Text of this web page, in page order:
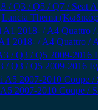
/ Q5 / Q7 / Seat
Lancia Thema
2018- / A4 Quattro /
Q3 / Q5 2009-2016
2007-2010 Coupe /